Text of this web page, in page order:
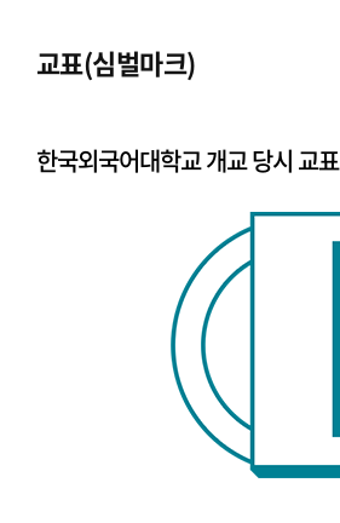
상징
교표(심벌마크)
한국외국어대학교 개교 당시 교표